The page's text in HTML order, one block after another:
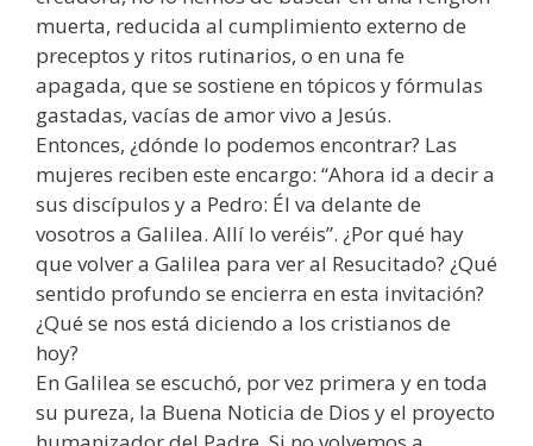
muerta, reducida al cumplimiento externo de
preceptos y ritos rutinarios, o en una fe
apagada, que se sostiene en tópicos y fórmulas
gastadas, vacías de amor vivo a Jesús.
Entonces, ¿dónde lo podemos encontrar? Las
mujeres reciben este encargo: “Ahora id a decir a
sus discípulos y a Pedro: Él va delante de
vosotros a Galilea. Allí lo veréis”. ¿Por qué hay
que volver a Galilea para ver al Resucitado? ¿Qué
sentido profundo se encierra en esta invitación?
¿Qué se nos está diciendo a los cristianos de
hoy?
En Galilea se escuchó, por vez primera y en toda
su pureza, la Buena Noticia de Dios y el proyecto